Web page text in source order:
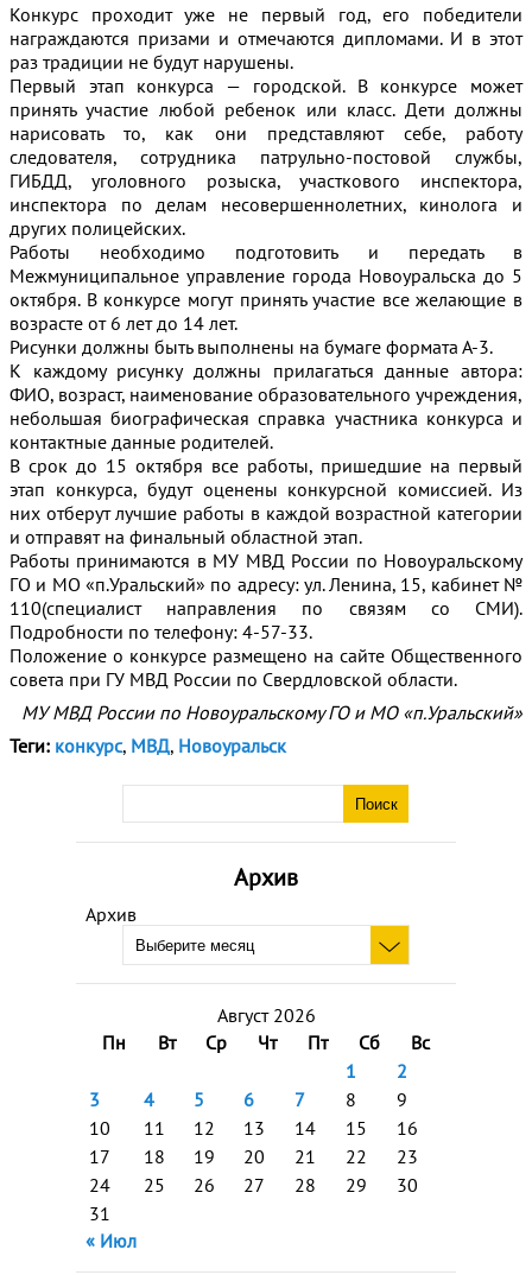
Архив
Архив
Август 2026
Пн
Вт Ср Чт Пт Сб
Вс
1
2
3
4 5 6 7 8
9
10
11 12 13 14 15
16
17
18 19 20 21 22
23
24
25 26 27 28 29
30
31
« Июл
Конкурс проходит уже не первый год, его победители
награждаются призами и отмечаются дипломами. И в этот
раз традиции не будут нарушены.
Первый этап конкурса — городской. В конкурсе может
принять участие любой ребенок или класс. Дети должны
нарисовать то, как они представляют себе, работу
следователя, сотрудника патрульно-постовой службы,
ГИБДД, уголовного розыска, участкового инспектора,
инспектора по делам несовершеннолетних, кинолога и
других полицейских.
Работы необходимо подготовить и передать в
Межмуниципальное управление города Новоуральска до 5
октября. В конкурсе могут принять участие все желающие в
возрасте от 6 лет до 14 лет.
Рисунки должны быть выполнены на бумаге формата А-3.
К каждому рисунку должны прилагаться данные автора:
ФИО, возраст, наименование образовательного учреждения,
небольшая биографическая справка участника конкурса и
контактные данные родителей.
В срок до 15 октября все работы, пришедшие на первый
этап конкурса, будут оценены конкурсной комиссией. Из
них отберут лучшие работы в каждой возрастной категории
и отправят на финальный областной этап.
Работы принимаются в МУ МВД России по Новоуральскому
ГО и МО «п.Уральский» по адресу: ул. Ленина, 15, кабинет №
110(специалист направления по связям со СМИ).
Подробности по телефону: 4-57-33.
Положение о конкурсе размещено на сайте Общественного
совета при ГУ МВД России по Свердловской области.
МУ МВД России по Новоуральскому ГО и МО «п.Уральский»
Теги: конкурс, МВД, Новоуральск